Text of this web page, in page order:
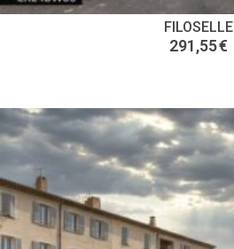
FILOSELLE
291,55€